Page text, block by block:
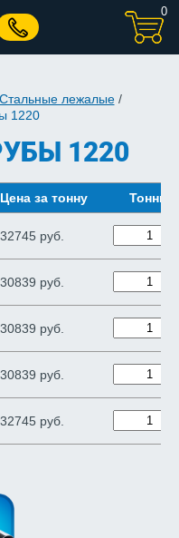
0
Стальные лежалые/
1220
1220
Цена за тонну Тонны
32745 руб.
30839 руб.
30839 руб.
30839 руб.
32745 руб.